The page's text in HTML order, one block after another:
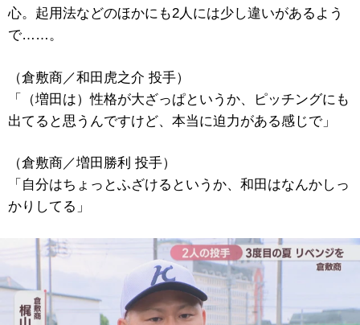
心。起用法などのほかにも2人には少し違いがあるよう
で……。
（倉敷商／和田虎之介 投手）
「（増田は）性格が大ざっぱというか、ピッチングにも
出てると思うんですけど、本当に迫力がある感じで」
（倉敷商／増田勝利 投手）
「自分はちょっとふざけるというか、和田はなんかしっ
かりしてる」